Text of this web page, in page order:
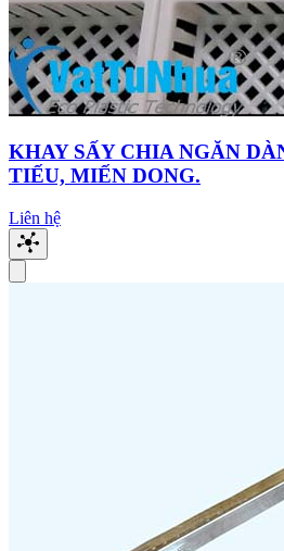
KHAY SẤY CHIA NGĂN
TIẾU, MIẾN DONG.
Liên hệ